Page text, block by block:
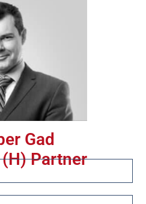
Gad
Partner